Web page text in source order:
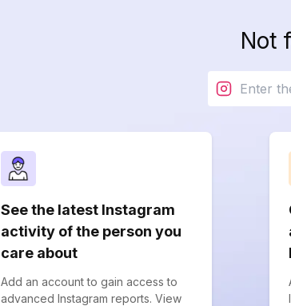
Not
See the latest Instagram
activity of the person you
care about
Add an account to gain access to
advanced Instagram reports. View